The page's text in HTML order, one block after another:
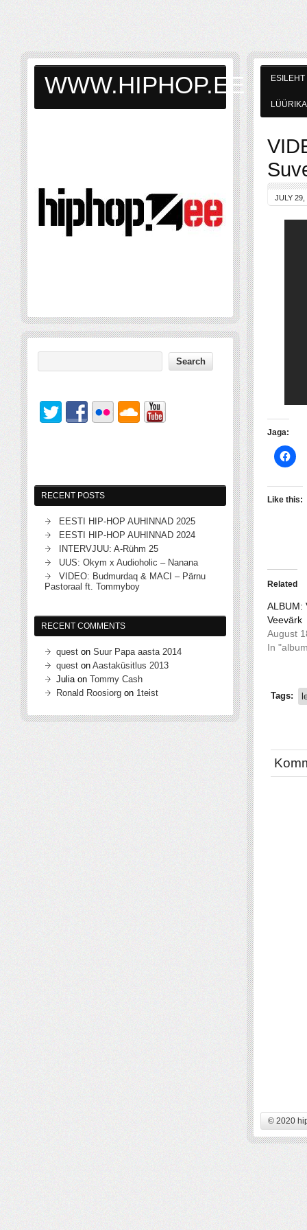
ESILEHT
LÜÜRIKA
JULY 29,
Jaga:
Like this:
Related
ALBUM:
Veevärk
August
In
Tags:
© 2020
WWW.HIPHOP.EE
RECENT POSTS
EESTI HIP-HOP AUHINNAD 2025
EESTI HIP-HOP AUHINNAD 2024
INTERVJUU: A-Rühm 25
UUS: Okym x Audioholic – Nanana
VIDEO: Budmurdaq & MACI – Pärnu
Pastoraal ft. Tommyboy
RECENT COMMENTS
quest on Suur Papa aasta 2014
quest on Aastaküsitlus 2013
Juliaon Tommy Cash
Ronald Roosiorg on 1teist